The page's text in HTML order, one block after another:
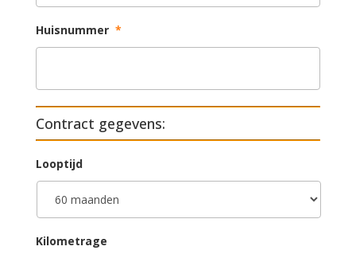
Huisnummer *
Contract gegevens:
Looptijd
Kilometrage